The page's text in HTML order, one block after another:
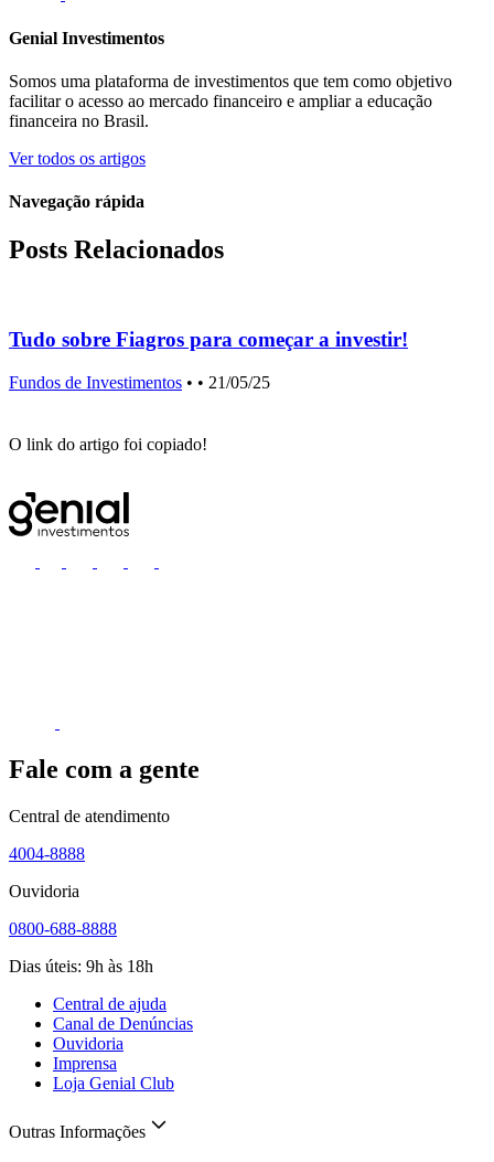
Genial Investimentos
Somos uma plataforma de investimentos que tem como objetivo
facilitar o acesso ao mercado financeiro e ampliar a educação
financeira no Brasil.
Ver todos os artigos
Navegação rápida
Posts Relacionados
Tudo sobre Fiagros para começar a investir!
Fundos de Investimentos • • 21/05/25
O link do artigo foi copiado!
Fale com a gente
Central de atendimento
4004-8888
Ouvidoria
0800-688-8888
Dias úteis: 9h às 18h
Central de ajuda
Canal de Denúncias
Ouvidoria
Imprensa
Loja Genial Club
Outras Informações